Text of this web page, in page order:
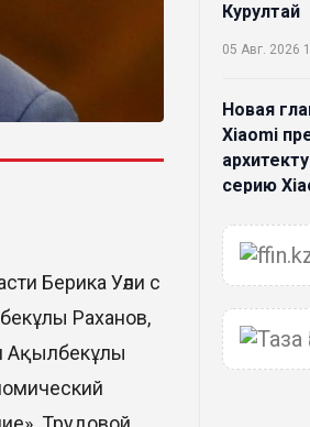
Берика Уәли с
Раханов,
Ақылбекұлы
Курултай
05 Авг. 2026
Новая
Xiaomi
серию
04 Авг. 2026
В Луну
ученые